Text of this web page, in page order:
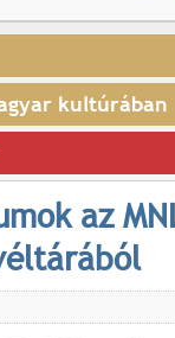
kultúrában
az